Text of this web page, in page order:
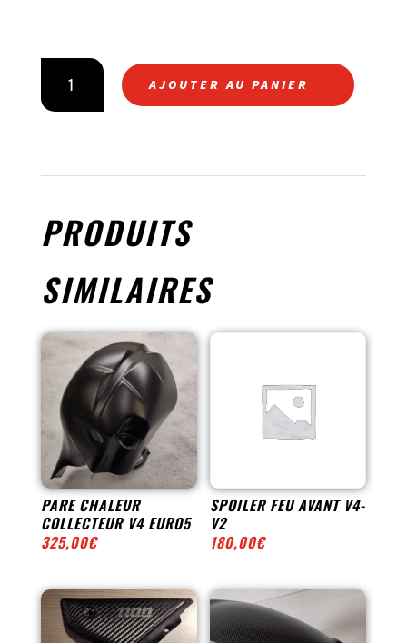
QUANTITÉ
DE
DESSUS
AJOUTER AU PANIER
PRODUITS
SIMILAIRES
PARE CHALEUR
COLLECTEUR V4 EURO5
325,00€
SPOILER FEU AVANT V4-
V2
180,00€